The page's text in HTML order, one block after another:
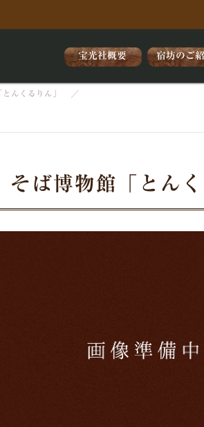
宝光社概要 宿坊のご
んくるりん」
そば博物館「とんく